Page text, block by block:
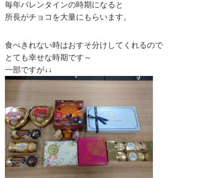
毎年バレンタインの時期になると
所長がチョコを大量にもらいます。
食べきれない時はおすそ分けしてくれるので
とても幸せな時期です～
一部ですが↓↓